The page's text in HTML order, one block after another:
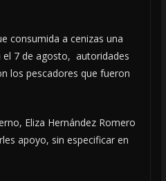
consumida a cenizas una
el 7 de agosto, autoridades
los pescadores que fueron
Eliza Hernández Romero
apoyo, sin especificar en